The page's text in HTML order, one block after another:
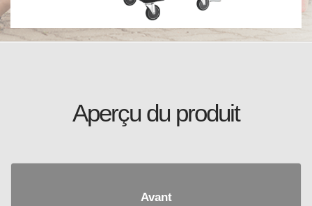
Aperçu du produit
Avant